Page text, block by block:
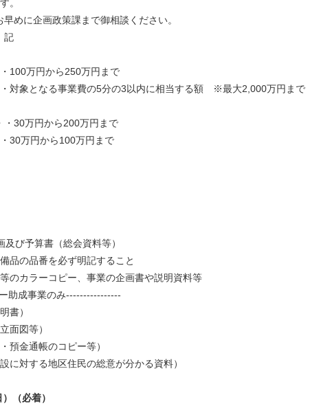
。
めに企画政策課まで御相談ください。
100万円から250万円まで
・対象となる事業費の5分の3以内に相当する額 ※最大2,000万円まで
30万円から200万円まで
30万円から100万円まで
び予算書（総会資料等）
品の品番を必ず明記すること
カラーコピー、事業の企画書や説明資料等
助成事業のみ----------------
書）
面図等）
預金通帳のコピー等）
対する地区住民の総意が分かる資料）
（必着）